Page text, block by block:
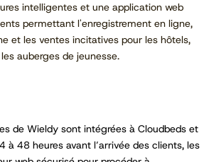
intelligentes et une application web
permettant l'enregistrement en ligne,
et les ventes incitatives pour les hôtels,
auberges de jeunesse.
de Wieldy sont intégrées à Cloudbeds et
à 48 heures avant l’arrivée des clients, les